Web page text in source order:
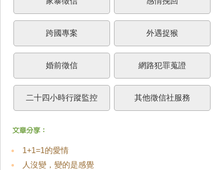
跨國專案 外遇捉猴
婚前徵信 網路犯罪蒐證
二十四小時行蹤監控 其他徵信社服務
1+1=1的愛情
人沒變，變的是感覺